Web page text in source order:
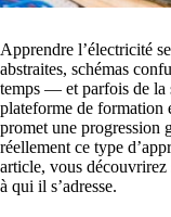
Apprendre l’électricité
abstraites, schémas
temps — et parfois de la
plateforme de
promet une progression
réellement ce type
article, vous découvrirez
à qui il s’adresse.